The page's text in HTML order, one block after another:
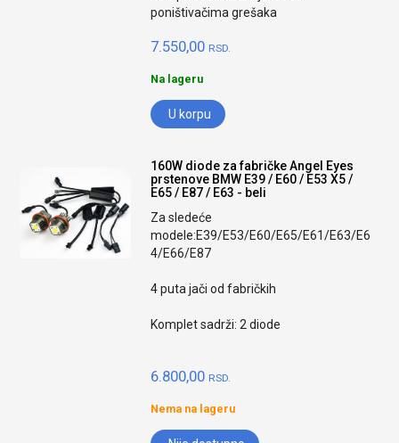
poništivačima grešaka
7.550,00 RSD.
Na lageru
U korpu
160W diode za fabričke Angel Eyes
prstenove BMW E39 / E60 / E53 X5 /
E65 / E87 / E63 - beli
Za sledeće
modele:E39/E53/E60/E65/E61/E63/E6
4/E66/E87
4 puta jači od fabričkih
Komplet sadrži: 2 diode
6.800,00 RSD.
Nema na lageru